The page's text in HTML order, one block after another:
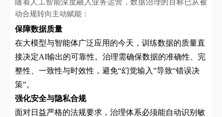
随着人工智能深度融入业务运营，数据治理的目标已从被
动合规转向主动赋能：
保障数据质量
在大模型与智能体广泛应用的今天，训练数据的质量直
接决定AI输出的可靠性。治理需确保数据的准确性、完
整性、一致性与时效性，避免“幻觉输入”导致“错误决
策”。
强化安全与隐私合规
面对日益严格的法规要求，治理体系必须能自动识别敏